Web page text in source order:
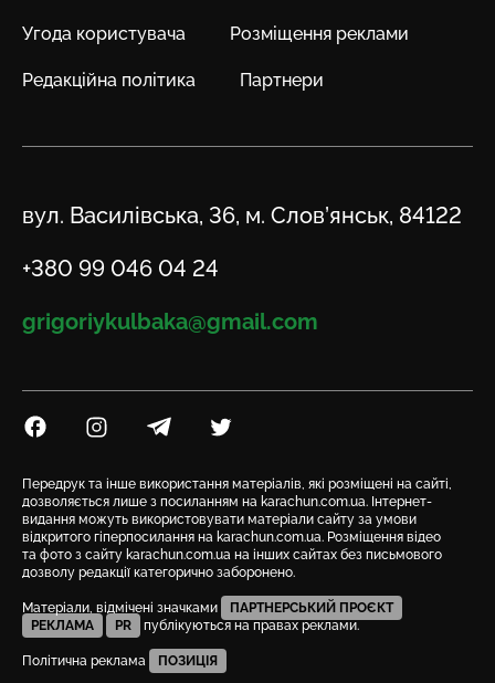
Угода користувача Розміщення реклами
Редакційна політика Партнери
Адреса
вул. Василівська, 36, м. Слов’янськ, 84122
Телефон
+380 99 046 04 24
Email
grigoriykulbaka@gmail.com
Посилання на Facebook
Посилання на Instagram
Посилання на Telegram
Посилання на Twitter
Передрук та інше використання матеріалів, які розміщені на сайті,
дозволяється лише з посиланням на karachun.com.ua. Інтернет-
видання можуть використовувати матеріали сайту за умови
відкритого гіперпосилання на karachun.com.ua. Розміщення відео
та фото з сайту karachun.com.ua на інших сайтах без письмового
дозволу редакції категорично заборонено.
Матеріали, відмічені значками
ПАРТНЕРСЬКИЙ ПРОЄКТ
РЕКЛАМА
PR публікуються на правах реклами.
Політична реклама ПОЗИЦІЯ